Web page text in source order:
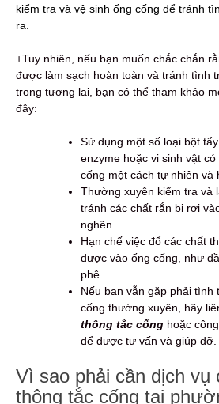
kiểm tra và vệ sinh ống cống để tránh
ra.
+Tuy nhiên, nếu bạn muốn chắc chắn
được làm sạch hoàn toàn và tránh tình
trong tương lai, bạn có thể tham khảo
đây:
Sử dụng một số loại bột
enzyme hoặc vi sinh vật
cống một cách tự nhiên và
Thường xuyên kiểm tra và
tránh các chất rắn bị rơi
nghẽn.
Hạn chế việc đổ các chất
được vào ống cống, như
phê.
Nếu bạn vẫn gặp phải tình
cống thường xuyên, hãy
thông tắc cống hoặc
để được tư vấn và giúp đỡ.
Vì sao phải cần dịch vụ
thông tắc cống tại